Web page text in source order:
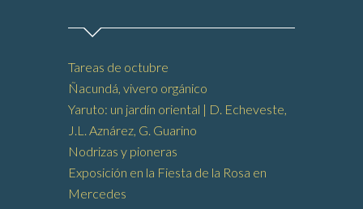
Tareas de octubre
Ñacundá, vivero orgánico
Yaruto: un jardín oriental | D. Echeveste,
J.L. Aznárez, G. Guarino
Nodrizas y pioneras
Exposición en la Fiesta de la Rosa en
Mercedes